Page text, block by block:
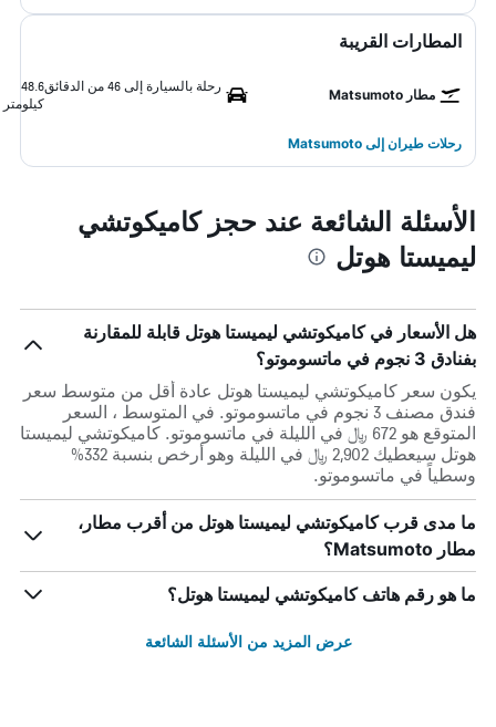
المطارات القريبة
مطار Matsumoto
رحلة بالسيارة إلى 46 من الدقائق
48.6
كيلومتر
رحلات طيران إلى Matsumoto
الأسئلة الشائعة عند حجز كاميكوتشي
ليميستا هوتل
هل الأسعار في كاميكوتشي ليميستا هوتل قابلة للمقارنة
بفنادق 3 نجوم في ماتسوموتو؟
يكون سعر كاميكوتشي ليميستا هوتل عادة أقل من متوسط ​​سعر
فندق مصنف 3 نجوم في ماتسوموتو. في المتوسط ، السعر
المتوقع هو 672 ﷼ في الليلة في ماتسوموتو. كاميكوتشي ليميستا
هوتل سيعطيك 2,902 ﷼ في الليلة وهو أرخص بنسبة 332%
وسطياً في ماتسوموتو.
ما مدى قرب كاميكوتشي ليميستا هوتل من أقرب مطار،
مطار Matsumoto؟
ما هو رقم هاتف كاميكوتشي ليميستا هوتل؟
عرض المزيد من الأسئلة الشائعة